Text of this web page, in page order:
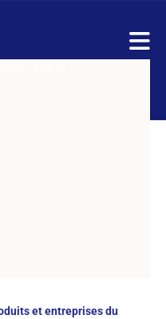
et entreprises du